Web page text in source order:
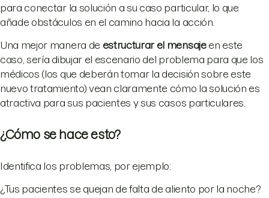
para conectar la solución a su caso particular, lo que
añade obstáculos en el camino hacia la acción.
Una mejor manera de estructurar el mensajeen este
caso, sería dibujar el escenario del problema para que los
médicos (los que deberán tomar la decisión sobre este
nuevo tratamiento) vean claramente cómo la solución es
atractiva para sus pacientes y sus casos particulares.
¿Cómo se hace esto?
Identifica los problemas, por ejemplo:
¿Tus pacientes se quejan de falta de aliento por la noche?